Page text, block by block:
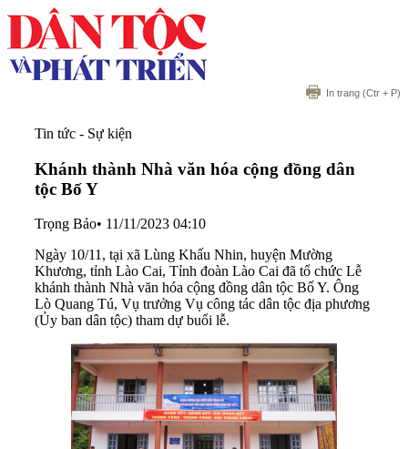
In trang (Ctr + P)
Tin tức - Sự kiện
Khánh thành Nhà văn hóa cộng đồng dân
tộc Bố Y
Trọng Bảo• 11/11/2023 04:10
Ngày 10/11, tại xã Lùng Khấu Nhin, huyện Mường
Khương, tỉnh Lào Cai, Tỉnh đoàn Lào Cai đã tổ chức Lễ
khánh thành Nhà văn hóa cộng đồng dân tộc Bố Y. Ông
Lò Quang Tú, Vụ trưởng Vụ công tác dân tộc địa phương
(Ủy ban dân tộc) tham dự buổi lễ.